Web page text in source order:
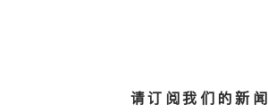
请订阅我们的新闻